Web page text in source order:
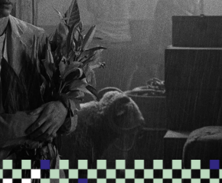
PRATIQUE
RÉSERVATION
PROGRAMME